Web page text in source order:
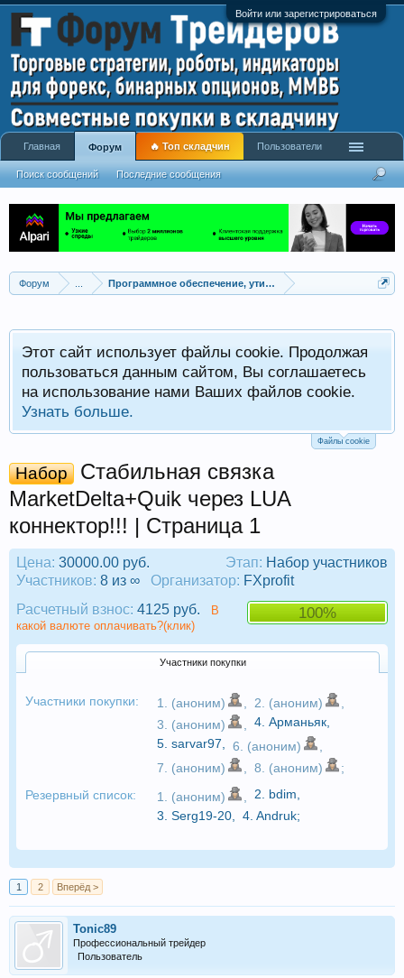
Войти или зарегистрироваться
Форум Программное обеспечение, утилиты для трейдинга
Этот сайт использует файлы cookie. Продолжая
пользоваться данным сайтом, Вы соглашаетесь
на использование нами Ваших файлов cookie.
Узнать больше.
Файлы cookie
Набор
Стабильная связка
MarketDelta+Quik через LUA
коннектор!!! | Страница 1
Этап: Набор участников
Цена: 30000.00 руб.
Участников: 8 из ∞ Организатор: FXprofit
100%
Расчетный взнос: 4125 руб.
В
какой валюте оплачивать?(клик)
Участники покупки
Участники покупки: 1. (аноним) 2. (аноним)
3. (аноним)
4. Арманьяк
5. sarvar97 6. (аноним)
7. (аноним)
8. (аноним)
;
Резервный список:
1. (аноним) 2. bdim
3. Serg19-20 4. Andruk;
1 2 Вперёд >
Tonic89
Профессиональный трейдер
Пользователь
Главная Форум
Поиск сообщений Последние сообщения
🔥 Топ складчин Пользователи